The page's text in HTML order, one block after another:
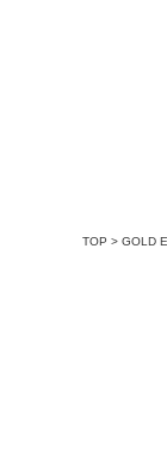
TOP > GOLD